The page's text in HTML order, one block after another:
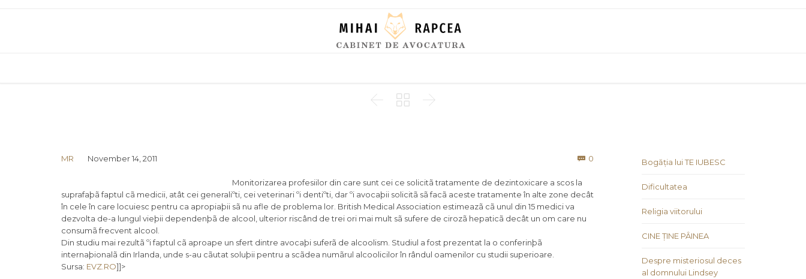
  
MR November 14, 2011  0
Monitorizarea profesiilor din care sunt cei ce solicitã tratamente de dezintoxicare a scos la
suprafaþã faptul cã medicii, atât cei generaliºti, cei veterinari ºi dentiºti, dar ºi avocaþii solicitã sã facã aceste tratamente în alte zone decât
în cele în care locuiesc pentru ca apropiaþii sã nu afle de problema lor. British Medical Association estimeazã cã unul din 15 medici va
dezvolta de-a lungul vieþii dependenþã de alcool, ulterior riscând de trei ori mai mult sã sufere de cirozã hepaticã decât un om care nu
consumã frecvent alcool.
Din studiu mai rezultã ºi faptul cã aproape un sfert dintre avocaþi suferã de alcoolism. Studiul a fost prezentat la o conferinþã
internaþionalã din Irlanda, unde s-au cãutat soluþii pentru a scãdea numãrul alcoolicilor în rândul oamenilor cu studii superioare.
Sursa: EVZ.RO]]>
Bogăția lui TE IUBESC
Dificultatea
Religia viitorului
CINE ȚINE PÂINEA
Despre misteriosul deces
al domnului Lindsey